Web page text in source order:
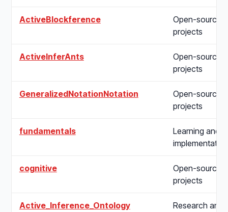
ActiveBlockference
Open-source
projects
ActiveInferAnts
Open-source
projects
GeneralizedNotationNotation
Open-source
projects
fundamentals
Learning and
cognitive
Open-source
projects
Active_Inference_Ontology
Research and